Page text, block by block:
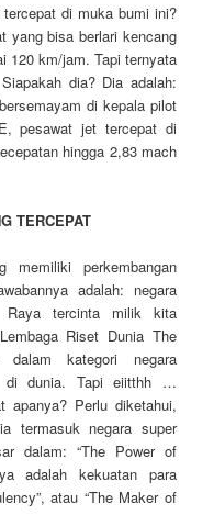
di muka bumi ini?
yang bisa berlari kencang
120 km/jam. Tapi ternyata
dia? Dia adalah:
di kepala pilot
pesawat jet tercepat di
hingga 2,83 mach
TERCEPAT
memiliki perkembangan
adalah: negara
Raya tercinta milik kita
Riset Dunia The
kategori negara
di dunia. Tapi eiitthh …
apanya? Perlu diketahui,
termasuk negara super
dalam: “The Power of
adalah kekuatan para
atau “The Maker of